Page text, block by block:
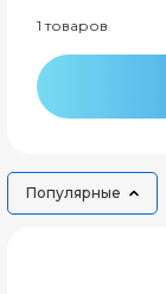
1 товаров
Популярные